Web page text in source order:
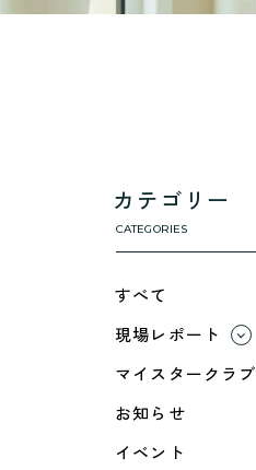
カテゴリー
CATEGORIES
すべて
現場レポート
すべて
綾部市
舞鶴市-中
マイスタークラブ
お知らせ
イベント